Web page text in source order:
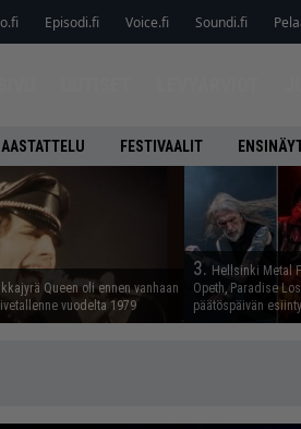
Episodi.fi Voice.fi Soundi.fi
FESTIVAALIT
Queen oli ennen vanhaan
vuodelta 1979
3. Hellsinki Metal
Opeth, Paradise
päätöspäivän